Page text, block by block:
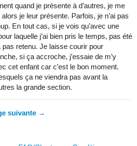
quand je présente à d’autres, je me
je leur présente. Parfois, je n’ai pas
En tout cas, si je vois qu’avec une
laquelle j’ai bien pris le temps, pas été
pas retenu. Je laisse courir pour
si ça accroche, j’essaie de m’y
cet enfant car c’est le bon moment.
ça ne viendra pas avant la
la grande section.
suivante →